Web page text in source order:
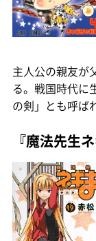
主人公の親友が
る。戦国時代に
の剣」とも呼ば
『魔法先生